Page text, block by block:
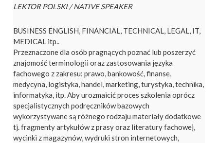
LEKTOR POLSKI / NATIVE SPEAKER
BUSINESS ENGLISH, FINANCIAL, TECHNICAL, LEGAL, IT,
MEDICAL itp..
Przeznaczone dla osób pragnących poznać lub poszerzyć
znajomość terminologii oraz zastosowania języka
fachowego z zakresu: prawo, bankowość, finanse,
medycyna, logistyka, handel, marketing, turystyka, technika,
informatyka, itp. Aby urozmaicić proces szkolenia oprócz
specjalistycznych podręczników bazowych
wykorzystywane są różnego rodzaju materiały dodatkowe
tj. fragmenty artykułów z prasy oraz literatury fachowej,
wycinki z magazynów, wydruki stron internetowych,